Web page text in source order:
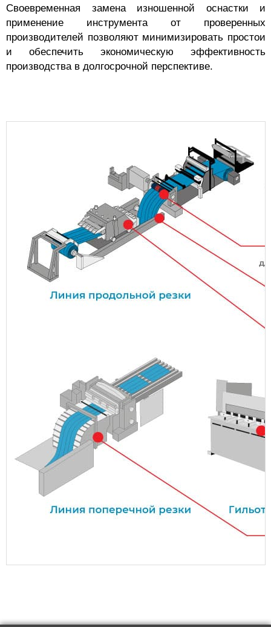
Своевременная замена изношенной оснастки и
применение инструмента от проверенных
производителей позволяют минимизировать простои
и обеспечить экономическую эффективность
производства в долгосрочной перспективе.